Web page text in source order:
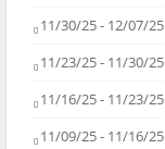
11/30/25 - 12/07/25
11/23/25 - 11/30/25
11/16/25 - 11/23/25
11/09/25 - 11/16/25